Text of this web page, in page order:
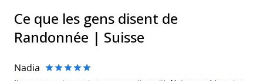
Ce que les gens disent de
Randonnée | Suisse
Nadia